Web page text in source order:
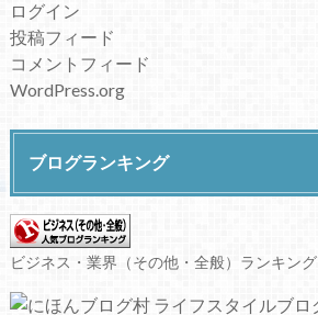
ログイン
投稿フィード
コメントフィード
WordPress.org
ブログランキング
ビジネス・業界（その他・全般）ランキング